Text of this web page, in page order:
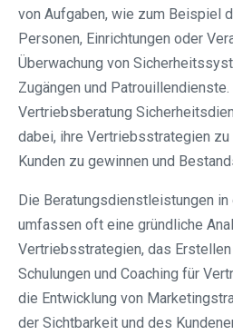
von Aufgaben, wie zum Beispiel
Personen, Einrichtungen oder
Überwachung von
Zugängen und
Vertriebsberatung
dabei, ihre Vertriebsstrategien zu
Kunden zu gewinnen und
Die Beratungsdienstleistungen
umfassen oft eine gründliche
Vertriebsstrategien, das
Schulungen und Coaching für
die Entwicklung von
der Sichtbarkeit und des